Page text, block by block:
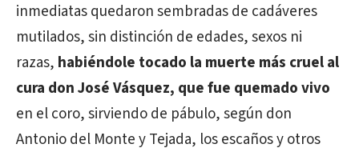
inmediatas quedaron sembradas de cadáveres
mutilados, sin distinción de edades, sexos ni
razas, habiéndole tocado la muerte más cruel al
cura don José Vásquez, que fue quemado vivo
en el coro, sirviendo de pábulo, según don
Antonio del Monte y Tejada, los escaños y otros